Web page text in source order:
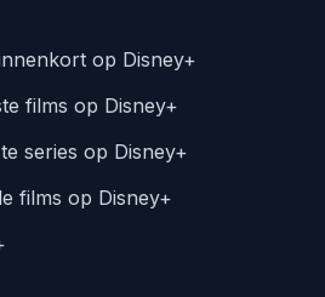
op Disney+
films op Disney+
series op Disney+
films op Disney+